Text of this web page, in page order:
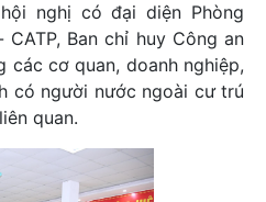
nghị có đại diện Phòng
Ban chỉ huy Công an
các cơ quan, doanh nghiệp,
có người nước ngoài cư trú
quan.